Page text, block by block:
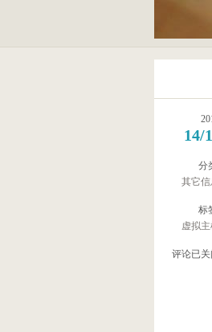
14/
分
其它信
标
虚拟
评论已关